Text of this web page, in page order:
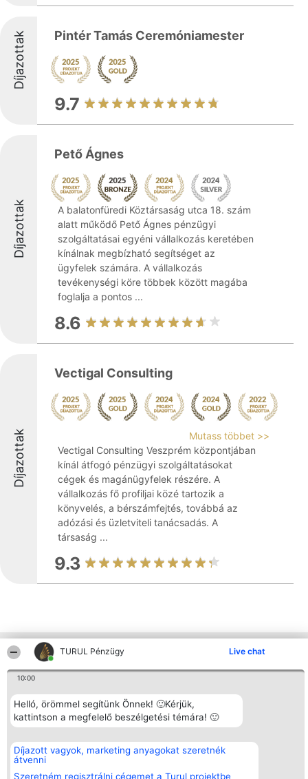
TURUL Pénzügy Live chat
10:00
Helló, örömmel segítünk Önnek! 🙂Kérjük,
kattintson a megfelelő beszélgetési témára! 🙂
Díjazott vagyok, marketing anyagokat szeretnék
átvenni
Szeretném regisztrálni cégemet a Turul projektbe
Díjazottak Pintér Tamás Ceremóniamester
9.7
Díjazottak
Pető Ágnes
A balatonfüredi Köztársaság utca 18. szám
alatt működő Pető Ágnes pénzügyi
szolgáltatásai egyéni vállalkozás keretében
kínálnak megbízható segítséget az
ügyfelek számára. A vállalkozás
tevékenységi köre többek között magába
foglalja a pontos ...
8.6
Díjazottak
Vectigal Consulting
Mutass többet >>
Vectigal Consulting Veszprém központjában
kínál átfogó pénzügyi szolgáltatásokat
cégek és magánügyfelek részére. A
vállalkozás fő profiljai közé tartozik a
könyvelés, a bérszámfejtés, továbbá az
adózási és üzletviteli tanácsadás. A
társaság ...
9.3
Más cégek a környéken
Rangsorszervező
SC Beautiful Company S.R.L.
Bulevardul Aleea Timișul De
4, Ap. 13
Bukarest 53-238
Adószám 36737675
tel: +363 033 425 71
Népszavazás
Nyertesek
Az összes
listája
Szabályok
Polityka
Elérhetőség